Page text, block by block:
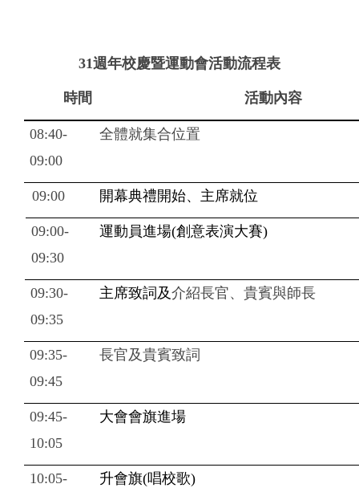
31週年校慶暨運動會活動流程表
時間 活動內容
08:40-
09:00
全體就集合位置
09:00 開幕典禮開始、主席就位
09:00-
09:30
運動員進場(創意表演大賽)
09:30-
09:35
主席致詞及介紹長官、貴賓與師長
09:35-
09:45
長官及貴賓致詞
09:45-
10:05
大會會旗進場
10:05-
升會旗(唱校歌)